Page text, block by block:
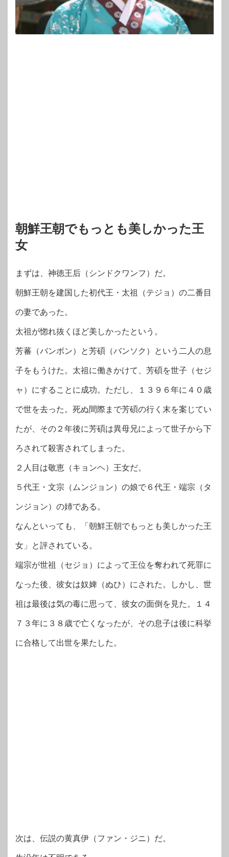
朝鮮王朝でもっとも美しかった王
女
まずは、神徳王后（シンドクワンフ）だ。
朝鮮王朝を建国した初代王・太祖（テジョ）の二番目
の妻であった。
太祖が惚れ抜くほど美しかったという。
芳蕃（バンボン）と芳碩（バンソク）という二人の息
子をもうけた。太祖に働きかけて、芳碩を世子（セジ
ャ）にすることに成功。ただし、１３９６年に４０歳
で世を去った。死ぬ間際まで芳碩の行く末を案じてい
たが、その２年後に芳碩は異母兄によって世子から下
ろされて殺害されてしまった。
２人目は敬恵（キョンヘ）王女だ。
５代王・文宗（ムンジョン）の娘で６代王・端宗（タ
ンジョン）の姉である。
なんといっても、「朝鮮王朝でもっとも美しかった王
女」と評されている。
端宗が世祖（セジョ）によって王位を奪われて死罪に
なった後、彼女は奴婢（ぬひ）にされた。しかし、世
祖は最後は気の毒に思って、彼女の面倒を見た。１４
７３年に３８歳で亡くなったが、その息子は後に科挙
に合格して出世を果たした。
次は、伝説の黄真伊（ファン・ジニ）だ。